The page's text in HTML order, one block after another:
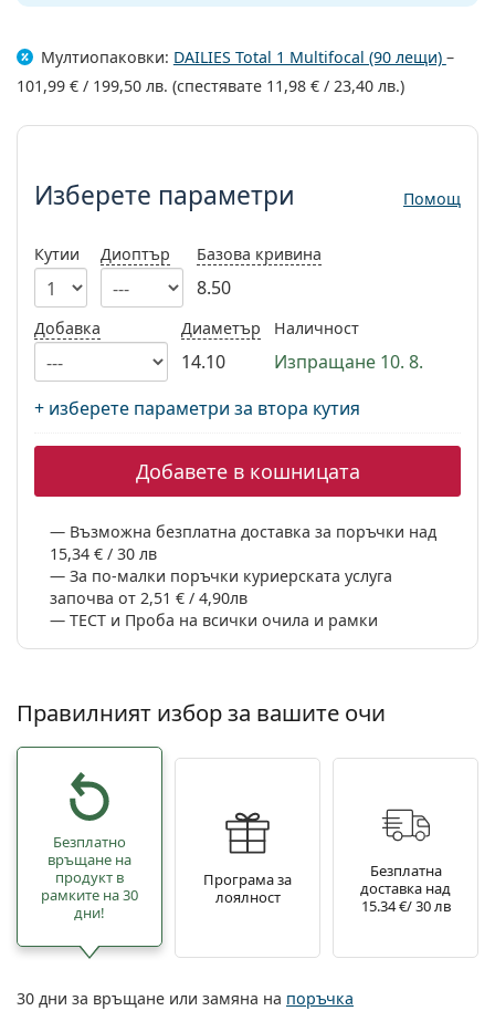
Persol
Prada
Мултиопаковки: DAILIES Total 1 Multifocal (90 лещи) –
101,99 € / 199,50 лв. (спестявате 11,98 € / 23,40 лв.)
Изберете параметри
Изберете параметри Помощ
Кутии Диоптър Базова кривина
8.50
Добавка Диаметър
14.10
Наличност
Изпращане 10. 8.
+ изберете параметри за втора кутия
Добавете в кошницата
Възможна безплатна доставка за поръчки над
15,34 € / 30 лв
За по-малки поръчки куриерската услуга
започва от 2,51 € / 4,90лв
ТЕСТ и Проба на всички очила и рамки
Правилният избор за вашите очи
Безплатно
връщане на
продукт в
рамките на 30
дни!
Програма за
лоялност
Безплатна
доставка над
15.34 €/ 30 лв
30 дни за връщане или замяна на поръчка